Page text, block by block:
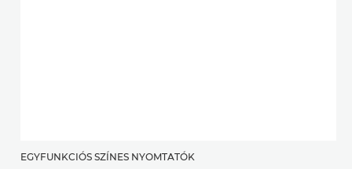
EGYFUNKCIÓS SZÍNES NYOMTATÓK